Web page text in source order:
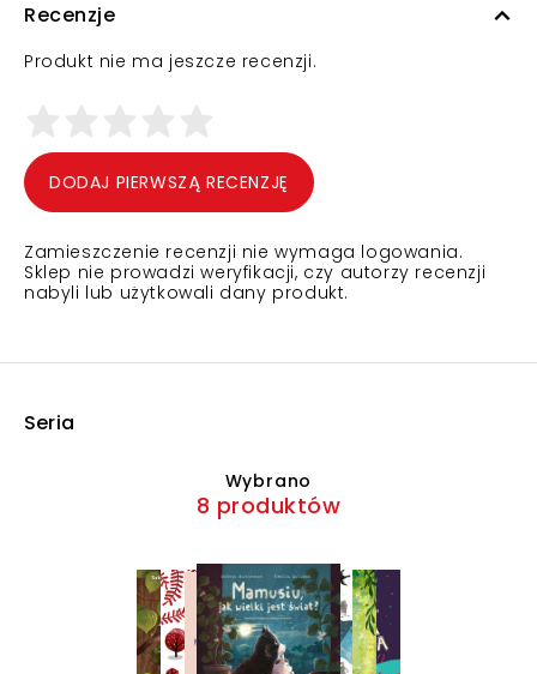
Recenzje
Produkt nie ma jeszcze recenzji.
DODAJ PIERWSZĄ RECENZJĘ
Zamieszczenie recenzji nie wymaga logowania.
Sklep nie prowadzi weryfikacji, czy autorzy recenzji
nabyli lub użytkowali dany produkt.
Seria
Wybrano
8 produktów